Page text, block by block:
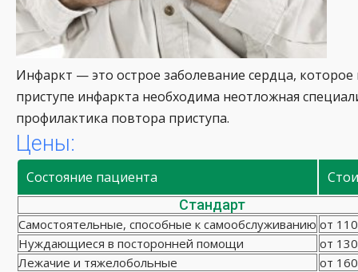
Инфаркт — это острое заболевание сердца,
приступе инфаркта необходима неотложная
профилактика повтора приступа.
Цены:
Состояние пациента
Стандарт
Самостоятельные, способные к самообслуживанию от
Нуждающиеся в посторонней помощи
от
Лежачие и тяжелобольные
от